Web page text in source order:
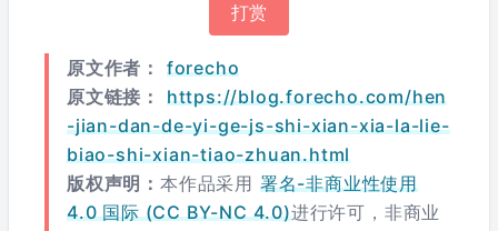
打赏
原文作者：
forecho
原文链接：
https://blog.forecho.com/hen
-jian-dan-de-yi-ge-js-shi-xian-xia-la-lie-
biao-shi-xian-tiao-zhuan.html
版权声明： 本作品采用 署名-非商业性使用
4.0 国际 (CC BY-NC 4.0)进行许可，非商业